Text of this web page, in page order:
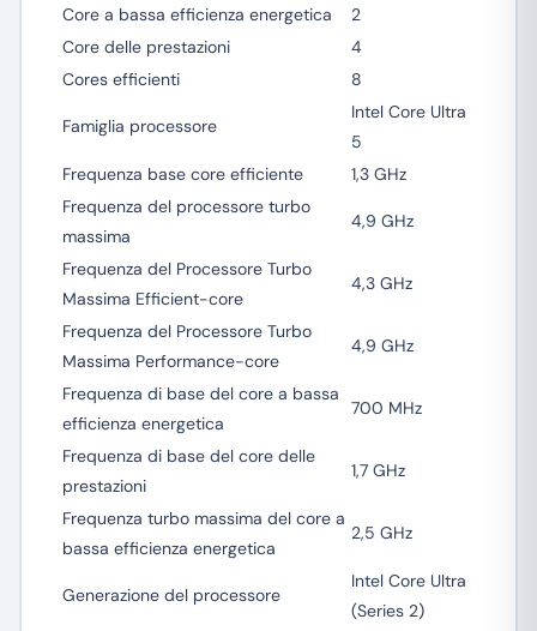
Core a bassa efficienza energetica
2
Core delle prestazioni
4
Cores efficienti
8
Famiglia processore
Intel Core Ultra
5
Frequenza base core efficiente
1,3 GHz
Frequenza del processore turbo
massima
4,9 GHz
Frequenza del Processore Turbo
Massima Efficient-core
4,3 GHz
Frequenza del Processore Turbo
Massima Performance-core
4,9 GHz
Frequenza di base del core a bassa
efficienza energetica
700 MHz
Frequenza di base del core delle
prestazioni
1,7 GHz
Frequenza turbo massima del core a
bassa efficienza energetica
2,5 GHz
Generazione del processore
Intel Core Ultra
(Series 2)